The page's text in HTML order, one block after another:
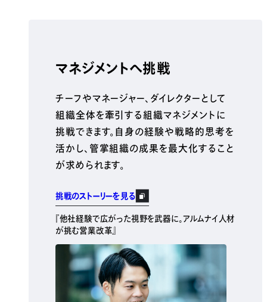
マネジメントへ挑戦
チーフやマネージャー、ダイレクターとして
組織全体を牽引する組織マネジメントに
挑戦できます。自身の経験や戦略的思考を
活かし、管掌組織の成果を最大化すること
が求められます。
挑戦のストーリーを見る
『他社経験で広がった視野を武器に。アルムナイ人材
が挑む営業改革』